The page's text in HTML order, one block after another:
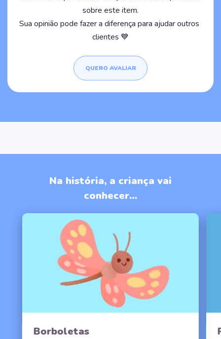
sobre este item.
Sua opinião pode fazer a diferença para ajudar outros
clientes 💙
QUERO AVALIAR
Na história, a criança vai
conhecer…
Borboletas